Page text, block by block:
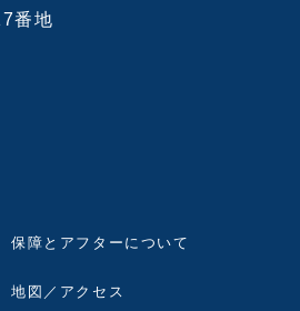
番地
保障とアフターについて
地図／アクセス